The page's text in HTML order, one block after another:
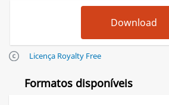
Licença Royalty Free
Formatos disponíveis